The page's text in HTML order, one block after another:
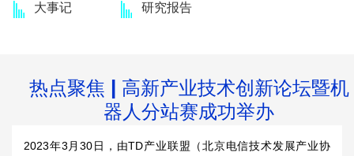
大事记 研究报告
热点聚焦 | 高新产业技术创新论坛暨机
器人分站赛成功举办
2023年3月30日，由TD产业联盟（北京电信技术发展产业协